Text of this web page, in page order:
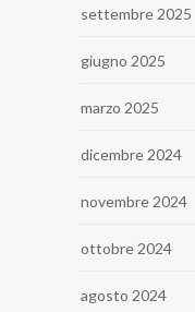
settembre 2025
giugno 2025
marzo 2025
dicembre 2024
novembre 2024
ottobre 2024
agosto 2024